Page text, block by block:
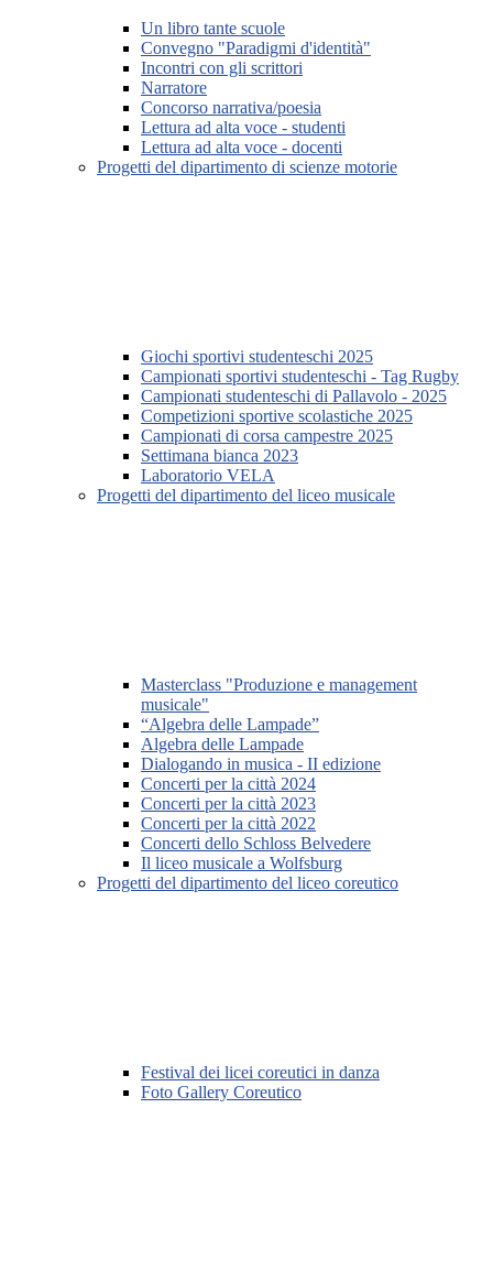
Un libro tante scuole
Convegno "Paradigmi d'identità"
Incontri con gli scrittori
Narratore
Concorso narrativa/poesia
Lettura ad alta voce - studenti
Lettura ad alta voce - docenti
Progetti del dipartimento di scienze motorie
Giochi sportivi studenteschi 2025
Campionati sportivi studenteschi - Tag Rugby
Campionati studenteschi di Pallavolo - 2025
Competizioni sportive scolastiche 2025
Campionati di corsa campestre 2025
Settimana bianca 2023
Laboratorio VELA
Progetti del dipartimento del liceo musicale
Masterclass "Produzione e management
musicale"
“Algebra delle Lampade”
Algebra delle Lampade
Dialogando in musica - II edizione
Concerti per la città 2024
Concerti per la città 2023
Concerti per la città 2022
Concerti dello Schloss Belvedere
Il liceo musicale a Wolfsburg
Progetti del dipartimento del liceo coreutico
Festival dei licei coreutici in danza
Foto Gallery Coreutico